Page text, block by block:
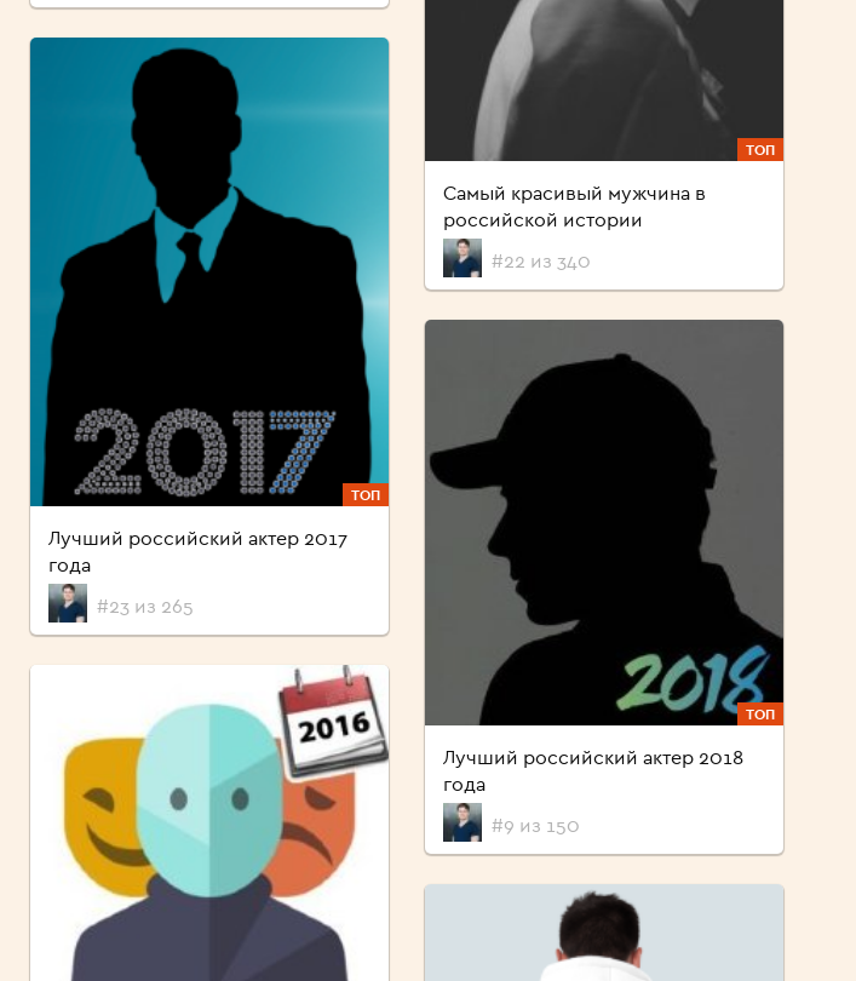
ТОП
Лучший российский актер 2017
года
#23 из 265
ТОП
Самый красивый мужчина в
российской истории
#22 из 340
ТОП
Лучший российский актер 2018
года
#9 из 150